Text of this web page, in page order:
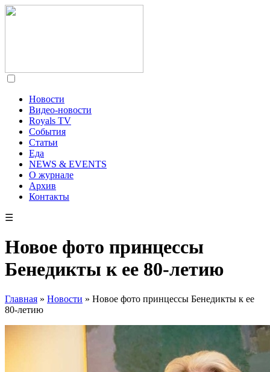
Новости
Видео-новости
Royals TV
События
Статьи
Еда
NEWS & EVENTS
О журнале
Архив
Контакты
☰
Новое фото принцессы
Бенедикты к ее 80-летию
Главная » Новости » Новое фото принцессы Бенедикты к ее
80-летию